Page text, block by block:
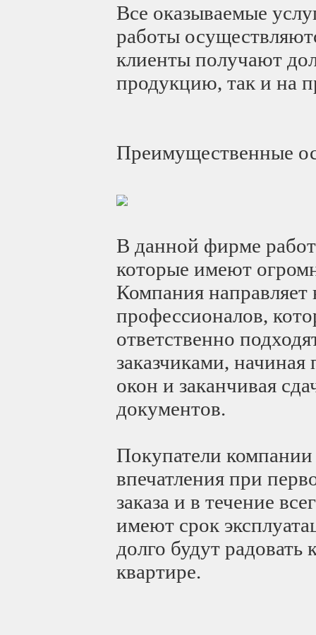
Все оказываемые
работы
клиенты получают
продукцию, так и на
Преимущественные
В данной фирме
которые имеют
Компания направляет
профессионалов,
ответственно
заказчиками,
окон и заканчивая
документов.
Покупатели
впечатления при
заказа и в течение
имеют срок
долго будут
квартире.